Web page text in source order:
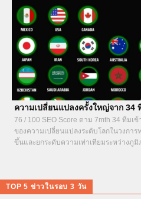
ความเปลี่ยนแปลงครั้งใหญ่จาก 34
76 / 100 SEO Score ตาม 7mth 34 ทีมเ
ของความเปลี่ยนแปลงระดับโลกในวงกา
ขึ้นและยกระดับความเท่าเทียมระหว่างภู
TOP 5 ข่าวในรอบ 3 วัน